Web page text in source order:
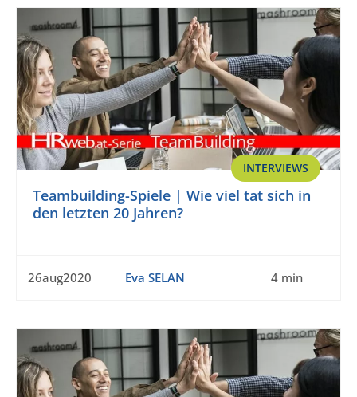
INTERVIEWS
Teambuilding-Spiele | Wie viel tat sich in
den letzten 20 Jahren?
26aug2020 Eva SELAN 4 min